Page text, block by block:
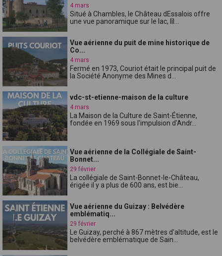
4 mars
Situé à Chambles, le Château dEssalois offre
une vue panoramique sur le lac, lîl...
Vue aérienne du puit de mine historique de
Co...
4 mars
Fermé en 1973, Couriot était le principal puit de
la Société Anonyme des Mines d...
vdc-st-etienne-maison de la culture
4 mars
La Maison de la Culture de Saint-Étienne,
fondée en 1969 sous l'impulsion d'Andr...
Vue aérienne de la Collégiale de Saint-
Bonnet...
29 février
La collégiale de Saint-Bonnet-le-Château,
érigée il y a plus de 600 ans, est bie...
Vue aérienne du Guizay : Belvédère
emblématiq...
29 février
Le Guizay, perché à 867 mètres d'altitude, est le
belvédère emblématique de Sain...